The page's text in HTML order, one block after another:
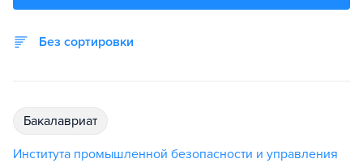
Без сортировки
бакалавриат
Института промышленной безопасности и управления